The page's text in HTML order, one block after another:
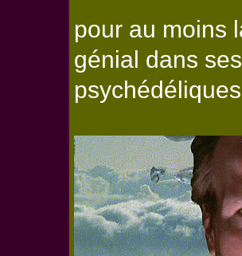
pour au moins
génial dans